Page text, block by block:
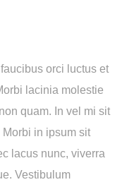
orci luctus et
lacinia molestie
quam. In vel mi sit
in ipsum sit
lacus nunc, viverra
Vestibulum